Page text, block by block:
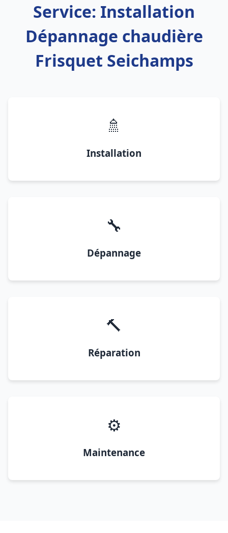
Service: Installation
Dépannage chaudière
Frisquet Seichamps
🚿
Installation
🔧
Dépannage
🔨
Réparation
⚙️
Maintenance